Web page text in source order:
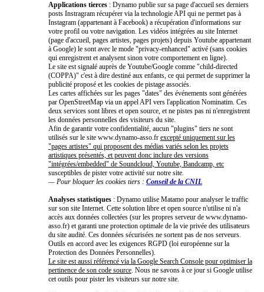
Applications tierces : Dynamo publie sur sa page d'accueil ses derniers
posts Instragram récupérer via la technologie API qui ne permet pas à
Instagram (appartenant à Facebook) a récupération d'informations sur
votre profil ou votre navigation. Les vidéos intégrées au site Internet
(page d'accueil, pages artistes, pages projets) depuis Youtube appartenant
à Google) le sont avec le mode "privacy-enhanced" activé (sans cookies
qui enregistrent et analysent sinon votre comportement en ligne).
Le site est signalé auprès de Youtube/Google comme "child-directed
(COPPA)" c'est à dire destiné aux enfants, ce qui permet de supprimer la
publicité proposé et les cookies de pistage associés.
Les cartes affichées sur les pages "dates" des événements sont générées
par OpenStreetMap via un appel API vers l'application Nominatim. Ces
deux services sont libres et open source, et ne pistes pas ni n'enregistrent
les données personnelles des visiteurs du site.
Afin de garantir votre confidentialité, aucun "plugins" tiers ne sont
utilisés sur le site www.dynamo-asso.fr excepté uniquement sur les
"pages artistes" qui proposent des médias variés selon les projets
artistiques présentés, et peuvent donc inclure des versions
"intégrées/embedded" de Soundcloud, Youtube, Bandcamp, etc
susceptibles de pister votre activité sur notre site.
— Pour bloquer les cookies tiers : Conseil de la CNIL
Analyses statistiques : Dynamo utilise Matamo pour analyser le traffic
sur son site Internet. Cette solution libre et open source n'utilise ni n'a
accès aux données collectées (sur les propres serveur de www.dynamo-
asso.fr) et garanti une protection optimale de la vie privée des utilisateurs
du site audité. Ces données sécurisées ne sortent pas de nos serveurs.
Outils en accord avec les exigences RGPD (loi européenne sur la
Protection des Données Personnelles).
Le site est aussi référencé via la Google Search Console pour optimiser la
pertinence de son code source. Nous ne savons à ce jour si Google utilise
cet outils pour pister les visiteurs sur notre site.